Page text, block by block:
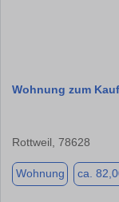
Wohnung zum
Rottweil, 78628
Wohnung ca.